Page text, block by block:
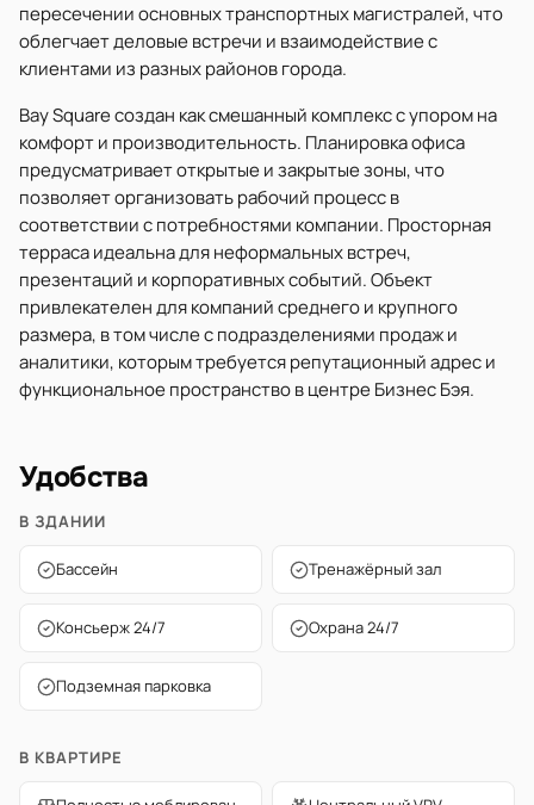
пересечении основных транспортных магистралей, что
облегчает деловые встречи и взаимодействие с
клиентами из разных районов города.
Bay Square создан как смешанный комплекс с упором на
комфорт и производительность. Планировка офиса
предусматривает открытые и закрытые зоны, что
позволяет организовать рабочий процесс в
соответствии с потребностями компании. Просторная
терраса идеальна для неформальных встреч,
презентаций и корпоративных событий. Объект
привлекателен для компаний среднего и крупного
размера, в том числе с подразделениями продаж и
аналитики, которым требуется репутационный адрес и
функциональное пространство в центре Бизнес Бэя.
Удобства
В ЗДАНИИ
Бассейн Тренажёрный зал
Консьерж 24/7 Охрана 24/7
Подземная парковка
В КВАРТИРЕ